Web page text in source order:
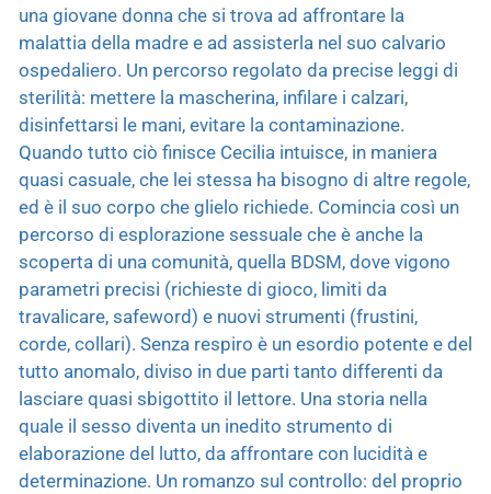
una giovane donna che si trova ad affrontare la
malattia della madre e ad assisterla nel suo calvario
ospedaliero. Un percorso regolato da precise leggi di
sterilità: mettere la mascherina, infilare i calzari,
disinfettarsi le mani, evitare la contaminazione.
Quando tutto ciò finisce Cecilia intuisce, in maniera
quasi casuale, che lei stessa ha bisogno di altre regole,
ed è il suo corpo che glielo richiede. Comincia così un
percorso di esplorazione sessuale che è anche la
scoperta di una comunità, quella BDSM, dove vigono
parametri precisi (richieste di gioco, limiti da
travalicare, safeword) e nuovi strumenti (frustini,
corde, collari). Senza respiro è un esordio potente e del
tutto anomalo, diviso in due parti tanto differenti da
lasciare quasi sbigottito il lettore. Una storia nella
quale il sesso diventa un inedito strumento di
elaborazione del lutto, da affrontare con lucidità e
determinazione. Un romanzo sul controllo: del proprio